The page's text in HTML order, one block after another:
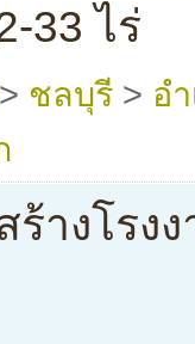
33 ไร่
> ชลบุรี > อ
างโรง